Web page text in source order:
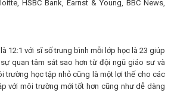
HSBC Bank, Earnst & Young, BBC News,
12:1 với sĩ số trung bình mỗi lớp học là 23 giúp
quan tâm sát sao hơn từ đội ngũ giáo sư và
trường học tập nhỏ cũng là một lợi thế cho các
với môi trường mới tốt hơn cũng như dễ dàng